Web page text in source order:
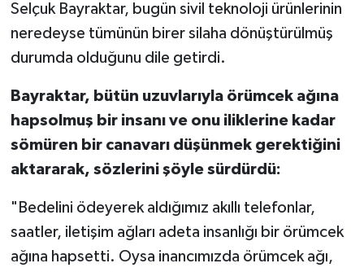
Selçuk Bayraktar, bugün sivil teknoloji ürünlerinin
neredeyse tümünün birer silaha dönüştürülmüş
durumda olduğunu dile getirdi.
Bayraktar, bütün uzuvlarıyla örümcek ağına
hapsolmuş bir insanı ve onu iliklerine kadar
sömüren bir canavarı düşünmek gerektiğini
aktararak, sözlerini şöyle sürdürdü:
"Bedelini ödeyerek aldığımız akıllı telefonlar,
saatler, iletişim ağları adeta insanlığı bir örümcek
ağına hapsetti. Oysa inancımızda örümcek ağı,